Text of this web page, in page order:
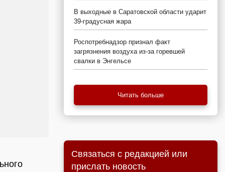
В выходные в Саратовской области ударит
39-градусная жара
Роспотребнадзор признал факт
загрязнения воздуха из-за горевшей
свалки в Энгельсе
Читать больше
Связаться с редакцией или
прислать новость